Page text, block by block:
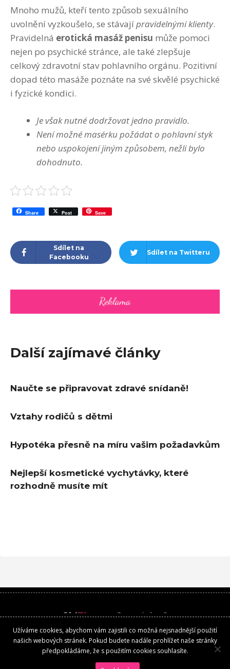
Mnoho mužů, kteří tento způsob sexuálního
uvolnění vyzkoušelo, se stávajípravidelnými klienty.
Pravidelná erotická masáž penisu může pomoci
nejen po psychické stránce, ale také zlepšuje
celkový zdravotní stav pohlavního orgánu. Pozitivní
dopad této masáže poznáte na své skvělé psychické
i fyzické kondici.
Je však nutné dodržovat jedno pravidlo.
Není možné masérku požádat o pohlavní styk
nebo uspokojení jiným způsobem, nežli bylo
dohodnuto.
Share Post Save
Sdílet na
Facebooku
Sdílet na Twitteru
Další zajímavé články
Naučte se připravovat zdravé snídaně!
Vztahy rodičů s dětmi
Hypotéka přesně na míru vašim požadavkům
Nejlepší kosmetické vychytávky, které
rozhodně musíte mít
GirlTime.czCopyright ©
Kontakt
Užíváme cookies, abychom vám zajistili co možná nejsnadnější použití
našich webových stránek. Pokud budete nadále prohlížet naše stránky
předpokládáme, že s použitím cookies souhlasíte.